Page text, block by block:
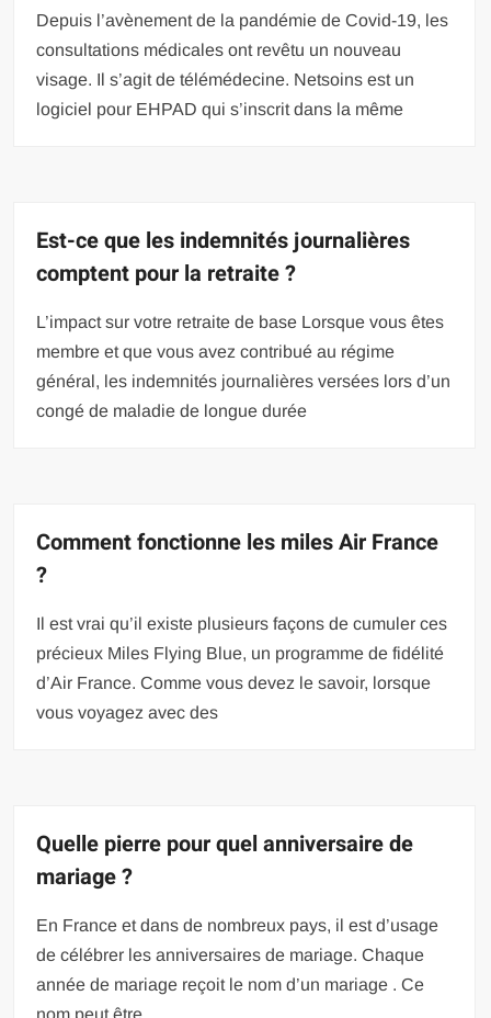
Depuis l’avènement de la pandémie de Covid-19, les
consultations médicales ont revêtu un nouveau
visage. Il s’agit de télémédecine. Netsoins est un
logiciel pour EHPAD qui s’inscrit dans la même
Est-ce que les indemnités journalières
comptent pour la retraite ?
L’impact sur votre retraite de base Lorsque vous êtes
membre et que vous avez contribué au régime
général, les indemnités journalières versées lors d’un
congé de maladie de longue durée
Comment fonctionne les miles Air France
?
Il est vrai qu’il existe plusieurs façons de cumuler ces
précieux Miles Flying Blue, un programme de fidélité
d’Air France. Comme vous devez le savoir, lorsque
vous voyagez avec des
Quelle pierre pour quel anniversaire de
mariage ?
En France et dans de nombreux pays, il est d’usage
de célébrer les anniversaires de mariage. Chaque
année de mariage reçoit le nom d’un mariage . Ce
nom peut être